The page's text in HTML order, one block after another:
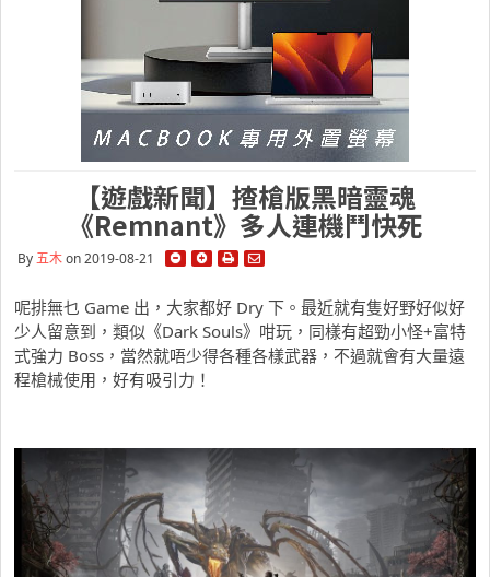
【遊戲新聞】揸槍版黑暗靈魂
《Remnant》多人連機鬥快死
By五木on 2019-08-21
呢排無乜 Game 出，大家都好 Dry 下。最近就有隻好野好似好
少人留意到，類似《Dark Souls》咁玩，同樣有超勁小怪+富特
式強力 Boss，當然就唔少得各種各樣武器，不過就會有大量遠
程槍械使用，好有吸引力！